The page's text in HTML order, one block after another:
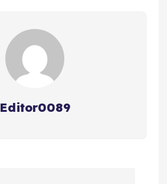
Editor0089